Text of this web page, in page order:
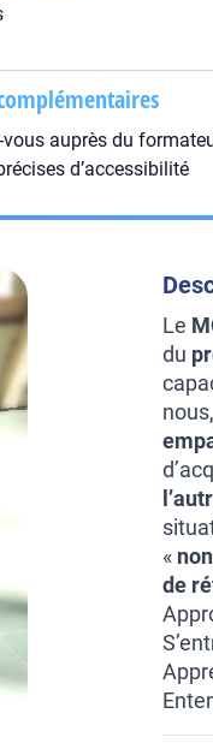
vous auprès du
d’accessibilité
Le
du
nous,
« non
de